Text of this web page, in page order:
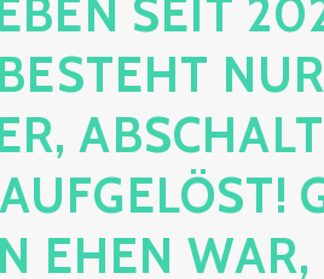
SEIT 2024
NUR
WAR,